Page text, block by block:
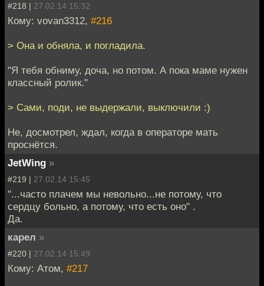
#218 | 27.02.14 15:32
Кому: vovan3312, #216
> Она и обняла, и погладила.
"Я тебя обниму, доча, но потом. А пока маме нужен
классный ролик."
> Сами, поди, не выдержали, выключили :)
Не, досмотрел, ждал, когда в операторе мать
проснётся.
JetWing »
#219 | 27.02.14 15:45
"...часто плачем мы невольно...не потому, что
сердцу больно, а потому, что есть оно" .
Да.
карел »
#220 | 27.02.14 15:49
Кому: Атом, #217